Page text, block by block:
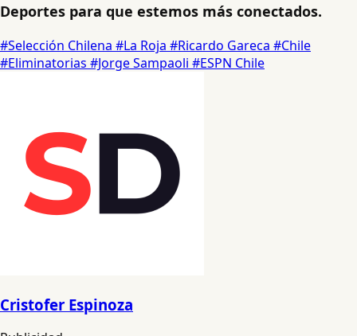
Deportes para que estemos más conectados.
#Selección Chilena #La Roja #Ricardo Gareca #Chile
#Eliminatorias #Jorge Sampaoli #ESPN Chile
Cristofer Espinoza